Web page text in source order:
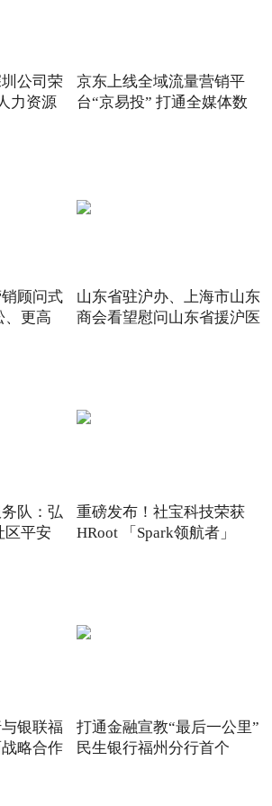
公司荣
力资源
京东上线全域流量营销平
台“京易投” 打通全媒体数
顾问式
、更高
山东省驻沪办、上海市山东
商会看望慰问山东省援沪医
队：弘
区平安
重磅发布！社宝科技荣获
HRoot 「Spark领航者」
银联福
略合作
打通金融宣教“最后一公里”
民生银行福州分行首个